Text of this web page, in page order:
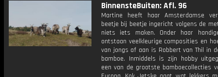
BinnensteBuiten: Afl. 96
Martine heeft haar Amsterdamse
beetje bij beetje ingericht volgens de
niets iets maken. Onder haar
ontstaan veelkleurige composities en
van jongs af aan is Robbert van Thil in
bamboe. Inmiddels is zijn hobby
een van de grootste bamboecollecties